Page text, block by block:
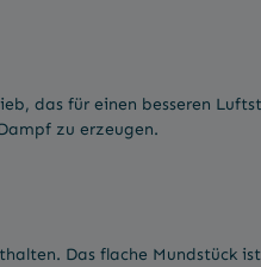
das für einen besseren
zu erzeugen.
Das flache Mundstück